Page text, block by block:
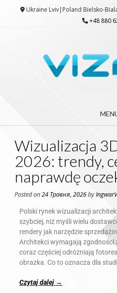
Ukraine Lviv|Poland Bielsko-
+48 880
Wizualizacja
2026: trendy,
naprawdę
Posted on24 Травня, 2026byIngwarV
Polski rynek wizualizacji
szybciej, niż myśli wielu
rendery jak narzędzie
Architekci wymagają zgodności
coraz częściej odróżniają
obrazka. Co to oznacza dla
Czytaj dalej →